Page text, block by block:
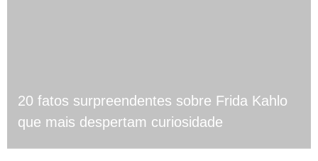
20 fatos surpreendentes sobre Frida Kahlo
que mais despertam curiosidade